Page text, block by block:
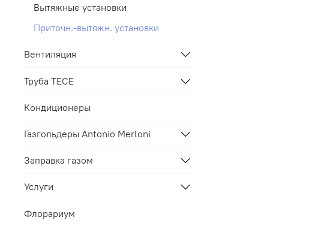
Вытяжные установки
Приточн.-вытяжн. установки
Вентиляция
Труба TECE
Кондиционеры
Газгольдеры Antonio Merloni
Заправка газом
Услуги
Флорариум